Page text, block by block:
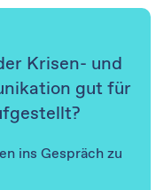
Krisen- und
gut für
ins Gespräch zu